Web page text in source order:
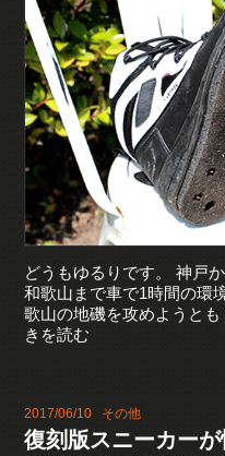
どうもゆるりです。 神戸
和歌山まで車で1時間の環
歌山の地磯を攻めようと
きを読む
2017/06/10 その他
復刻版スニーカー